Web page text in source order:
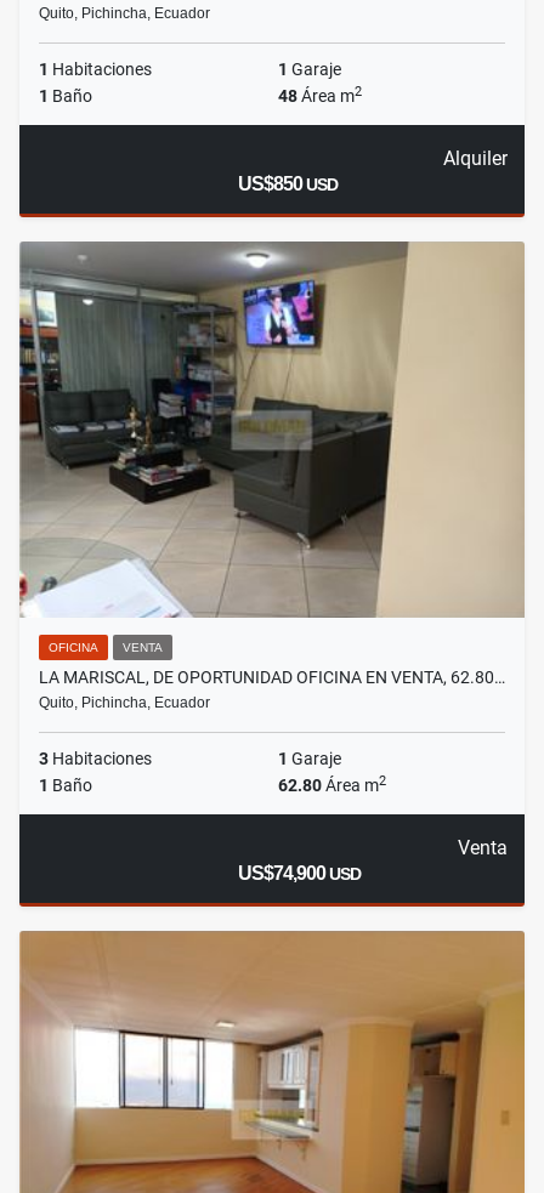
Quito, Pichincha, Ecuador
1 Habitaciones 1 Garaje
1 Baño 48Área m2
Alquiler
US$850USD
OFICINA VENTA
LA MARISCAL, DE OPORTUNIDAD OFICINA EN VENTA, 62.80…
Quito, Pichincha, Ecuador
3 Habitaciones 1 Garaje
1 Baño 62.80Área m2
Venta
US$74,900USD